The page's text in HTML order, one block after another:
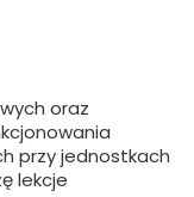
oraz
przy jednostkach
lekcje